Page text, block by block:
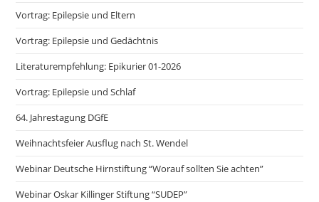
Vortrag: Epilepsie und Eltern
Vortrag: Epilepsie und Gedächtnis
Literaturempfehlung: Epikurier 01-2026
Vortrag: Epilepsie und Schlaf
64. Jahrestagung DGfE
Weihnachtsfeier Ausflug nach St. Wendel
Webinar Deutsche Hirnstiftung “Worauf sollten Sie achten”
Webinar Oskar Killinger Stiftung “SUDEP”